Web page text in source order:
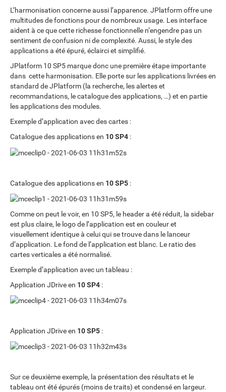
L’harmonisation concerne aussi l’apparence. JPlatform offre une
multitudes de fonctions pour de nombreux usage. Les interface
aident à ce que cette richesse fonctionnelle n’engendre pas un
sentiment de confusion ni de complexité. Aussi, le style des
applications a été épuré, éclairci et simplifié.
JPlatform 10 SP5 marque donc une première étape importante
dans cette harmonisation. Elle porte sur les applications livrées en
standard de JPlatform (la recherche, les alertes et
recommandations, le catalogue des applications, …) et en partie
les applications des modules.
Exemple d’application avec des cartes :
Catalogue des applications en 10 SP4 :
Catalogue des applications en 10 SP5 :
Comme on peut le voir, en 10 SP5, le header a été réduit, la sidebar
est plus claire, le logo de l’application est en couleur et
visuellement identique à celui qui se trouve dans le lanceur
d’application. Le fond de l’application est blanc. Le ratio des
cartes verticales a été normalisé.
Exemple d’application avec un tableau :
Application JDrive en 10 SP4 :
Application JDrive en 10 SP5 :
Sur ce deuxième exemple, la présentation des résultats et le
tableau ont été épurés (moins de traits) et condensé en largeur.